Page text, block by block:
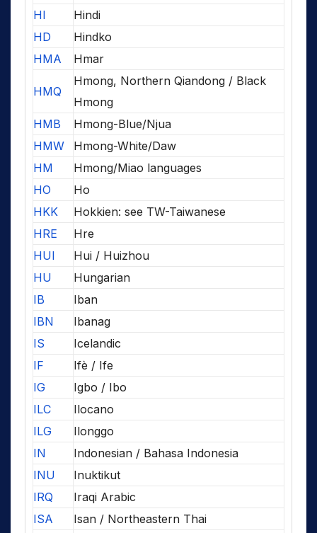
HI
Hindi
HD
Hindko
HMA
Hmar
HMQ
Hmong, Northern Qiandong / Black
Hmong
HMB
Hmong-Blue/Njua
HMW
Hmong-White/Daw
HM
Hmong/Miao languages
HO
Ho
HKK
Hokkien: see TW-Taiwanese
HRE
Hre
HUI
Hui / Huizhou
HU
Hungarian
IB
Iban
IBN
Ibanag
IS
Icelandic
IF
Ifè / Ife
IG
Igbo / Ibo
ILC
Ilocano
ILG
Ilonggo
IN
Indonesian / Bahasa Indonesia
INU
Inuktikut
IRQ
Iraqi Arabic
ISA
Isan / Northeastern Thai